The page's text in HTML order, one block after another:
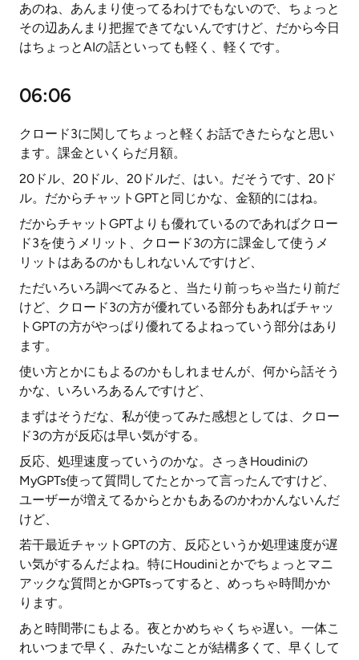
あのね、あんまり使ってるわけでもないので、ちょっと
その辺あんまり把握できてないんですけど、だから今日
はちょっとAIの話といっても軽く、軽くです。
06:06
クロード3に関してちょっと軽くお話できたらなと思い
ます。課金といくらだ月額。
20ドル、20ドル、20ドルだ、はい。だそうです、20ド
ル。だからチャットGPTと同じかな、金額的にはね。
だからチャットGPTよりも優れているのであればクロー
ド3を使うメリット、クロード3の方に課金して使うメ
リットはあるのかもしれないんですけど、
ただいろいろ調べてみると、当たり前っちゃ当たり前だ
けど、クロード3の方が優れている部分もあればチャッ
トGPTの方がやっぱり優れてるよねっていう部分はあり
ます。
使い方とかにもよるのかもしれませんが、何から話そう
かな、いろいろあるんですけど、
まずはそうだな、私が使ってみた感想としては、クロー
ド3の方が反応は早い気がする。
反応、処理速度っていうのかな。さっきHoudiniの
MyGPTs使って質問してたとかって言ったんですけど、
ユーザーが増えてるからとかもあるのかわかんないんだ
けど、
若干最近チャットGPTの方、反応というか処理速度が遅
い気がするんだよね。特にHoudiniとかでちょっとマニ
アックな質問とかGPTsってすると、めっちゃ時間かか
ります。
あと時間帯にもよる。夜とかめちゃくちゃ遅い。一体こ
れいつまで早く、みたいなことが結構多くて、早くして